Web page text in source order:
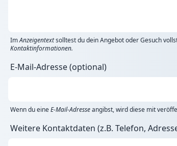
ImAnzeigentextsolltest du dein Angebot oder Gesuch
Kontaktinformationen.
E-Mail-Adresse (optional)
Wenn du eineE-Mail-Adresseangibst, wird diese mit
Weitere Kontaktdaten (z.B. Telefon,